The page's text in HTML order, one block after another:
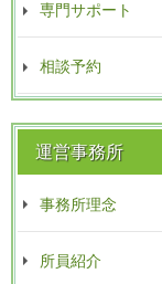
専門サポート
相談予約
運営事務所
事務所理念
所員紹介